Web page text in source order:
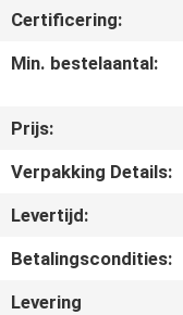
ONS
NIEUWS
Certificering:
Min. bestelaantal:
Prijs:
Verpakking Details:
Levertijd:
Betalingscondities:
Levering